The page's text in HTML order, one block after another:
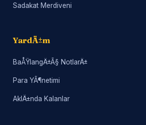
Sadakat Merdiveni
YardÄ±m
BaÅŸlangÄ±Ã§ NotlarÄ±
Para YÃ¶netimi
AklÄ±nda Kalanlar